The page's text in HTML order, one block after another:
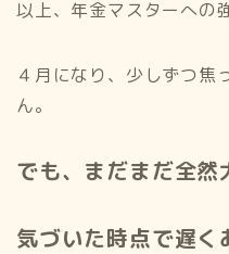
以上、年金マスターへの
４月になり、少しずつ焦
ん。
でも、まだまだ全然
気づいた時点で遅く